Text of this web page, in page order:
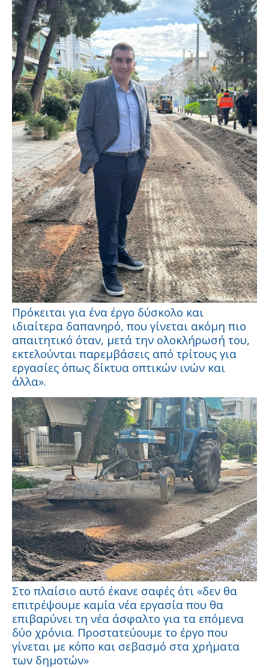
Πρόκειται για ένα έργο δύσκολο και
ιδιαίτερα δαπανηρό, που γίνεται ακόμη πιο
απαιτητικό όταν, μετά την ολοκλήρωσή του,
εκτελούνται παρεμβάσεις από τρίτους για
εργασίες όπως δίκτυα οπτικών ινών και
άλλα».
Στο πλαίσιο αυτό έκανε σαφές ότι «δεν θα
επιτρέψουμε καμία νέα εργασία που θα
επιβαρύνει τη νέα άσφαλτο για τα επόμενα
δύο χρόνια. Προστατεύουμε το έργο που
γίνεται με κόπο και σεβασμό στα χρήματα
των δημοτών»